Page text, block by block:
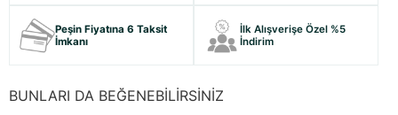
Peşin Fiyatına 6 Taksit
İmkanı
İlk Alışverişe Özel %5
İndirim
BUNLARI DA BEĞENEBİLİRSİNİZ